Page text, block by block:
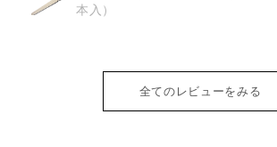
経木塔婆・水塔婆五輪型１尺
全てのレビューをみる